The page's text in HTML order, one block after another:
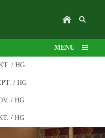
MENÜ
/ HG
/ HG
/ HG
/ HG